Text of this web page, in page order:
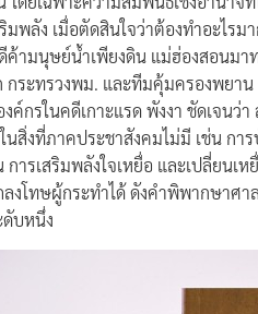
พลัง เมื่อตัดสินใจว่าต้องทำอะไร
ามนุษย์น้ำเพียงดิน แม่ฮ่องสอนม
ระทรวงพม. และทีมคุ้มครองพยา
ค์กรในคดีเกาะแรด พังงา ชัดเจน
นสิ่งที่ภาคประชาสังคมไม่มี เช่น กา
การเสริมพลังใจเหยื่อ และเปลี่ยน
ลงโทษผู้กระทำได้ ดังคำพิพากษาศ
ดับหนึ่ง